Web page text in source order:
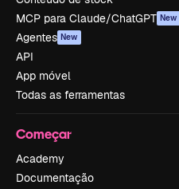
MCP para Claude/ChatGPT New
Agentes New
API
App móvel
Todas as ferramentas
Começar
Academy
Documentação